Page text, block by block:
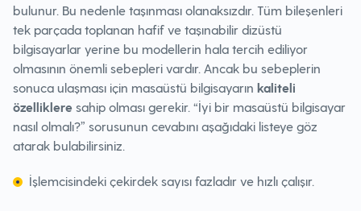
bulunur. Bu nedenle taşınması olanaksızdır. Tüm bileşenleri
tek parçada toplanan hafif ve taşınabilir dizüstü
bilgisayarlar yerine bu modellerin hala tercih ediliyor
olmasının önemli sebepleri vardır. Ancak bu sebeplerin
sonuca ulaşması için masaüstü bilgisayarın kaliteli
özelliklere sahip olması gerekir. “İyi bir masaüstü bilgisayar
nasıl olmalı?” sorusunun cevabını aşağıdaki listeye göz
atarak bulabilirsiniz.
İşlemcisindeki çekirdek sayısı fazladır ve hızlı çalışır.